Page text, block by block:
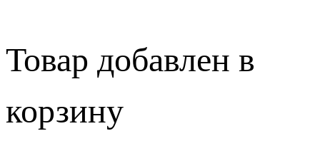
Товар добавлен в
корзину